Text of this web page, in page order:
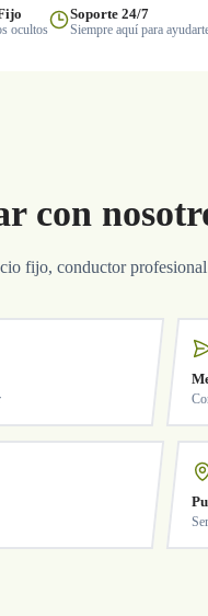
ocultos
Soporte 24/7
Siempre aquí para
con
fijo, conductor